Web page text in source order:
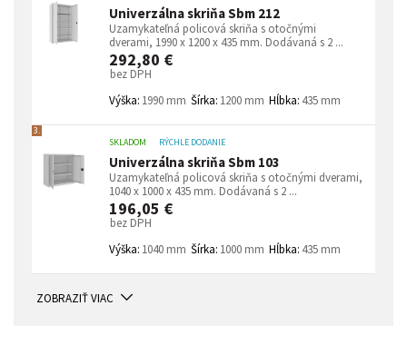
Univerzálna skriňa Sbm 212
Uzamykateľná policová skriňa s otočnými
dverami, 1990 x 1200 x 435 mm. Dodávaná s 2 ...
292,80 €
bez DPH
Výška: 1990 mm Šírka: 1200 mm Hĺbka: 435 mm
3.
SKLADOM
RÝCHLE DODANIE
Univerzálna skriňa Sbm 103
Uzamykateľná policová skriňa s otočnými dverami,
1040 x 1000 x 435 mm. Dodávaná s 2 ...
196,05 €
bez DPH
Výška: 1040 mm Šírka: 1000 mm Hĺbka: 435 mm
ZOBRAZIŤ VIAC